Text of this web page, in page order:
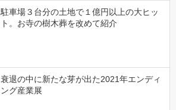
駐車場３台分の土地で１億円以上の大ヒッ
ト。お寺の樹木葬を改めて紹介
衰退の中に新たな芽が出た2021年エンディ
ング産業展